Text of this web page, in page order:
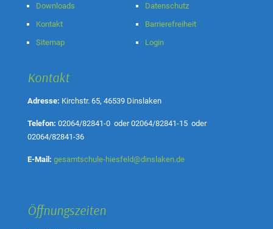
Downloads
Kontakt
Sitemap
Datenschutz
Barrierefreiheit
Login
Kontakt
Adresse: Kirchstr. 65, 46539 Dinslaken
Telefon: 02064/82841-0 oder02064/82841-15 oder
02064/82841-36
E-Mail: gesamtschule-hiesfeld@dinslaken.de
Öffnungszeiten